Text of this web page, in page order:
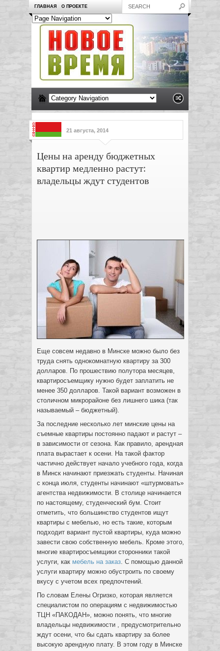
ГЛАВНАЯ О ПРОЕКТЕ
21 августа, 2014
Цены на аренду бюджетных
квартир медленно растут:
владельцы ждут студентов
Еще совсем недавно в Минске можно было без
труда снять однокомнатную квартиру за 300
долларов. По прошествию полутора месяцев,
квартиросъемщику нужно будет заплатить не
менее 350 долларов. Такой вариант возможен в
столичном микрорайоне без лишнего шика (так
называемый – бюджетный).
За последние несколько лет минские цены на
съемные квартиры постоянно падают и растут –
в зависимости от сезона. Как правило, арендная
плата вырастает к осени. На такой фактор
частично действует начало учебного года, когда
в Минск начинают приезжать студенты. Начиная
с конца июля, студенты начинают «штурмовать»
агентства недвижимости. В столице начинается
по настоящему, студенческий бум. Стоит
отметить, что большинство студентов ищут
квартиры с мебелью, но есть такие, которым
подходит вариант пустой квартиры, куда можно
завести свою собственную мебель. Кроме этого,
многие квартиросъемщики сторонники такой
услуги, как мебель на заказ. С помощью данной
услуги квартиру можно обустроить по своему
вкусу с учетом всех предпочтений.
По словам Елены Огризко, которая является
специалистом по операциям с недвижимостью
ТЦН «ПАКОДАН», можно понять, что многие
владельцы недвижимости , предусмотрительно
ждут осени, что бы сдать квартиру за более
высокую арендную плату. В этом году в Минске